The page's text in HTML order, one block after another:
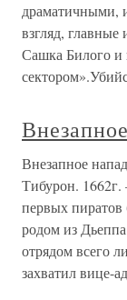
драматичными,
взгляд, главные
Сашка Билого
Внезапное
Тибурон.
первых
родом из
отрядом всего
захватил вице-